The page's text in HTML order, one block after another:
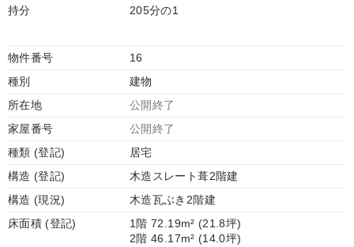
持分
205分の1
物件番号
16
種別
建物
所在地
公開終了
家屋番号
公開終了
種類 (登記)
居宅
構造 (登記)
木造スレート葺2階建
構造 (現況)
木造瓦ぶき2階建
床面積 (登記)
1階 72.19m² (21.8坪)
2階 46.17m² (14.0坪)